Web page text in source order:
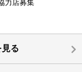
力店募集
る